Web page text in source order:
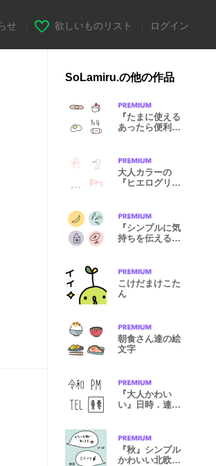
せ 欲しいものリスト ログイン
SoLamiru.の他の作品
『たまに使える
あったら便利』
大人カラーの
『ヒエログリフ
『シンプルに気
持ちを伝える』
こけだまけこた
ん
朝食さん達の絵
文字
『大人かわい
い』日時．連
『秋』シンプル
かわいい北欧風